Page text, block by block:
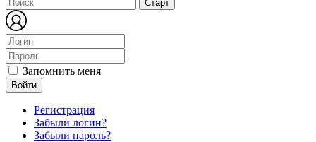
Запомнить меня
Войти
Регистрация
Забыли логин?
Забыли пароль?